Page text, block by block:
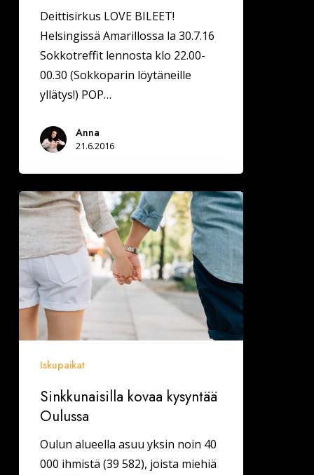
Deittisirkus LOVE BILEET!
Helsingissä Amarillossa la 30.7.16
Sokkotreffit lennosta klo 22.00-
00.30 (Sokkoparin löytäneille
yllätys!) POP…
Anna
21.6.2016
Sinkkunaisilla
kovaa
kysyntää
Oulussa
Iskupaikat
Sinkkunaisilla kovaa kysyntää
Oulussa
Oulun alueella asuu yksin noin 40
000 ihmistä (39 582), joista miehiä